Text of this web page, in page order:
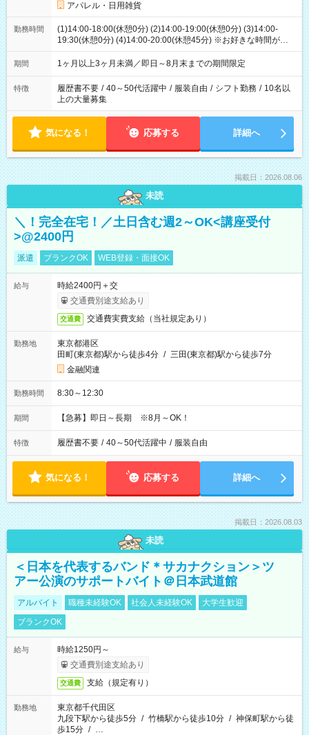
アパレル・日用雑貨
勤務時間
(1)14:00-18:00(休憩0分) (2)14:00-19:00(休憩0分) (3)14:00-
19:30(休憩0分) (4)14:00-20:00(休憩45分) ※お好きな時間が選べ
ます
期間 1ヶ月以上3ヶ月未満／即日～8月末までの期間限定
特徴 履歴書不要 / 40～50代活躍中 / 服装自由 / シフト勤務 / 10名以
上の大量募集
気になる！ 応募する 詳細へ
掲載日：2026.08.06
未読
＼！完全在宅！／土日含む週2～OK<講座受付
>@2400円
派遣 ブランクOK WEB登録・面接OK
給与
時給2400円＋交
交通費別途支給あり
交通費 交通費実費支給（当社規定あり）
勤務地
東京都港区
田町(東京都)駅から徒歩4分 / 三田(東京都)駅から徒歩7分
金融関連
勤務時間 8:30～12:30
期間 【急募】即日～長期 ※8月～OK！
特徴 履歴書不要 / 40～50代活躍中 / 服装自由
気になる！ 応募する 詳細へ
掲載日：2026.08.03
未読
＜日本を代表するバンド＊サカナクション＞ツ
アー公演のサポートバイト＠日本武道館
アルバイト 職種未経験OK 社会人未経験OK
大学生歓迎
ブランクOK
給与
時給1250円～
交通費別途支給あり
交通費 支給（規定有り）
勤務地
東京都千代田区
九段下駅から徒歩5分 / 竹橋駅から徒歩10分 / 神保町駅から徒
歩15分 / …